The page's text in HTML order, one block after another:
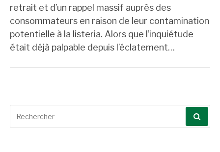
retrait et d’un rappel massif auprès des
consommateurs en raison de leur contamination
potentielle à la listeria. Alors que l’inquiétude
était déjà palpable depuis l’éclatement…